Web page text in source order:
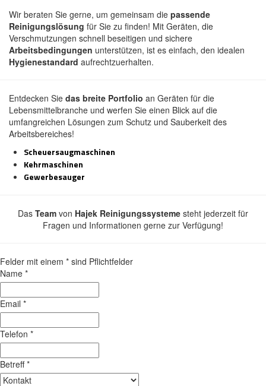
Wir beraten Sie gerne, um gemeinsam die passende
Reinigungslösung für Sie zu finden! Mit Geräten, die
Verschmutzungen schnell beseitigen und sichere
Arbeitsbedingungen unterstützen, ist es einfach, den idealen
Hygienestandard aufrechtzuerhalten.
Entdecken Sie das breite Portfolio an Geräten für die
Lebensmittelbranche und werfen Sie einen Blick auf die
umfangreichen Lösungen zum Schutz und Sauberkeit des
Arbeitsbereiches!
Scheuersaugmaschinen
Kehrmaschinen
Gewerbesauger
Das Team von Hajek Reinigungssysteme steht jederzeit für
Fragen und Informationen gerne zur Verfügung!
Felder mit einem * sind Pflichtfelder
Name *
Email *
Telefon *
Betreff*